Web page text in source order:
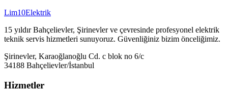
Lim10Elektrik
15 yıldır Bahçelievler, Şirinevler ve çevresinde profesyonel elektrik
teknik servis hizmetleri sunuyoruz. Güvenliğiniz bizim önceliğimiz.
Şirinevler, Karaoğlanoğlu Cd. c blok no 6/c
34188 Bahçelievler/İstanbul
Hizmetler